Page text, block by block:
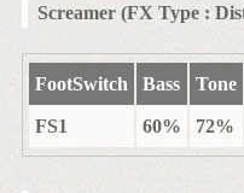
Screamer (FX Type :
FootSwitch
FS1
Bass
60%
Tone
72%